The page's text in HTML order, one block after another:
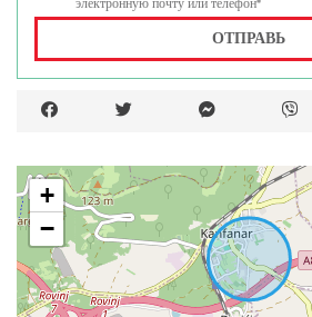
электронную почту или телефон*
ОТПРАВЬ
+
−